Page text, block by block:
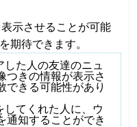
示させることが可能
期待できます。
た人の友達のニュ
つきの情報が表示さ
できる可能性があり
してくれた人に、ウ
通知することができ